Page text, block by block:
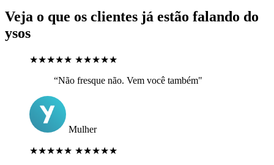
Veja o que os clientes já estão falando do
ysos
★★★★★ ★★★★★
“Não fresque não. Vem você também"
Mulher
★★★★★ ★★★★★